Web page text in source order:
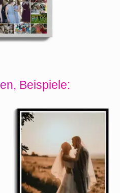
Beispiele: